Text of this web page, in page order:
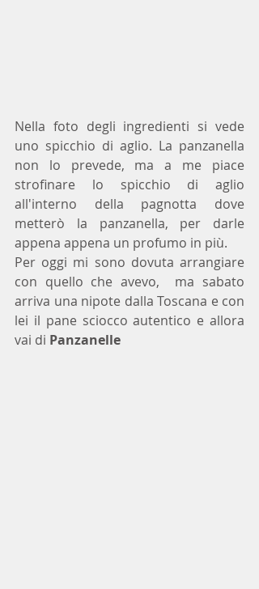
Nella foto degli ingredienti si vede
uno spicchio di aglio. La panzanella
non lo prevede, ma a me piace
strofinare lo spicchio di aglio
all'interno della pagnotta dove
metterò la panzanella, per darle
appena appena un profumo in più.
Per oggi mi sono dovuta arrangiare
con quello che avevo,  ma sabato
arriva una nipote dalla Toscana e con
lei il pane sciocco autentico e allora
vai di Panzanelle